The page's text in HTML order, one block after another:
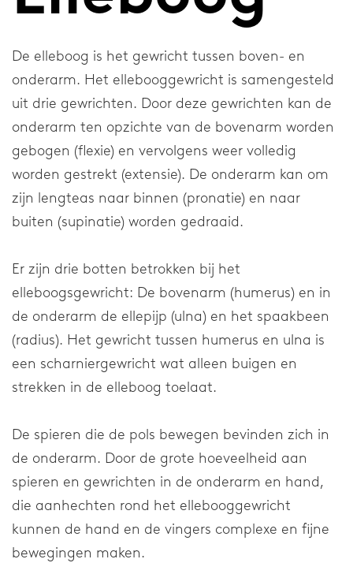
Nekbraces
Schouderbraces
Blessurethema's
Blessures
Voet
Pols en Duim
Knie
Wervelkolom
Elleboog
Onderneming
Over onze onderneming
Research & Development
De elleboog is het gewricht tussen boven- en
onderarm. Het ellebooggewricht is samengesteld
uit drie gewrichten. Door deze gewrichten kan de
onderarm ten opzichte van de bovenarm worden
gebogen (flexie) en vervolgens weer volledig
worden gestrekt (extensie). De onderarm kan om
zijn lengteas naar binnen (pronatie) en naar
buiten (supinatie) worden gedraaid.
Er zijn drie botten betrokken bij het
elleboogsgewricht: De bovenarm (humerus) en in
de onderarm de ellepijp (ulna) en het spaakbeen
(radius). Het gewricht tussen humerus en ulna is
een scharniergewricht wat alleen buigen en
strekken in de elleboog toelaat.
De spieren die de pols bewegen bevinden zich in
de onderarm. Door de grote hoeveelheid aan
spieren en gewrichten in de onderarm en hand,
die aanhechten rond het ellebooggewricht
kunnen de hand en de vingers complexe en fijne
bewegingen maken.